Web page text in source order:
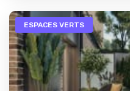
ESPACES VERTS